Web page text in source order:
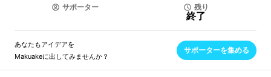
サポーター 残り
終了
あなたもアイデアを
Makuakeに出してみませんか？
サポーターを集める